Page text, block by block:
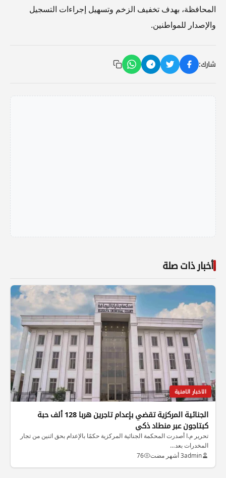
المحافظة، بهدف تخفيف الزخم وتسهيل إجراءات التسجيل
والإصدار للمواطنين.
شارك:
أخبار ذات صلة
الاخبار الامنية
الجنائية المركزية تقضي بإعدام تاجرين هربا 128 ألف حبة
كبتاجون عبر منطاد ذكي
تحرير م.ا أصدرت المحكمة الجنائية المركزية حكمًا بالإعدام بحق اثنين من تجار
المخدرات بعد…
admin3 أشهر مضت 76